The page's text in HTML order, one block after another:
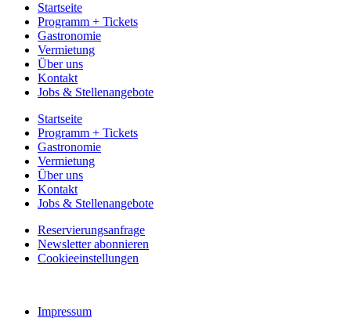
Startseite
Programm + Tickets
Gastronomie
Vermietung
Über uns
Kontakt
Jobs & Stellenangebote
Startseite
Programm + Tickets
Gastronomie
Vermietung
Über uns
Kontakt
Jobs & Stellenangebote
Reservierungsanfrage
Newsletter abonnieren
Cookieeinstellungen
Impressum